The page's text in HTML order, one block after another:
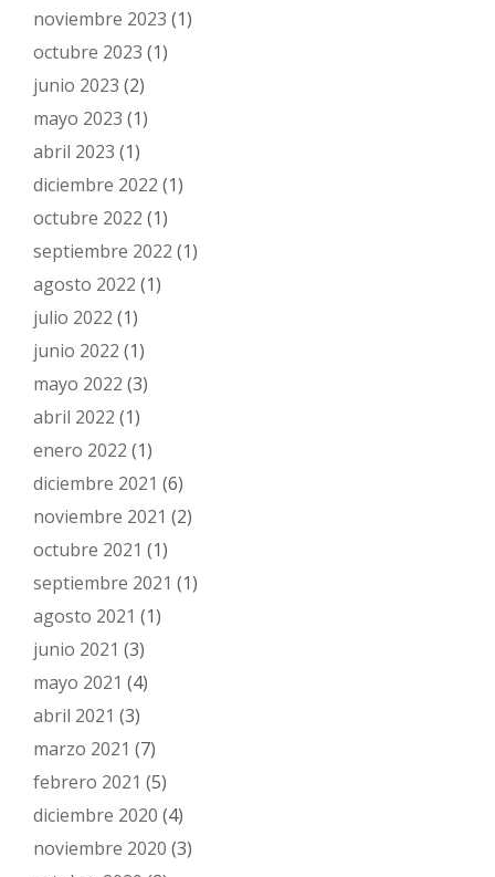
noviembre 2023 (1)
octubre 2023 (1)
junio 2023 (2)
mayo 2023 (1)
abril 2023 (1)
diciembre 2022 (1)
octubre 2022 (1)
septiembre 2022 (1)
agosto 2022 (1)
julio 2022 (1)
junio 2022 (1)
mayo 2022 (3)
abril 2022 (1)
enero 2022 (1)
diciembre 2021 (6)
noviembre 2021 (2)
octubre 2021 (1)
septiembre 2021 (1)
agosto 2021 (1)
junio 2021 (3)
mayo 2021 (4)
abril 2021 (3)
marzo 2021 (7)
febrero 2021 (5)
diciembre 2020 (4)
noviembre 2020 (3)